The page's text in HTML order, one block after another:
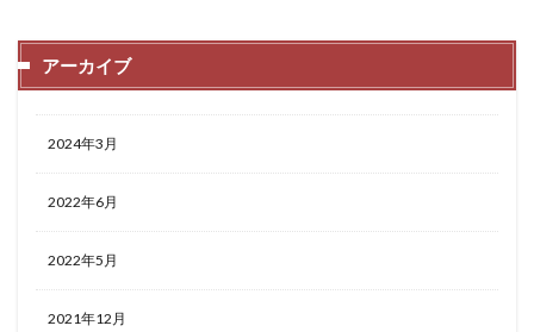
アーカイブ
2024年3月
2022年6月
2022年5月
2021年12月